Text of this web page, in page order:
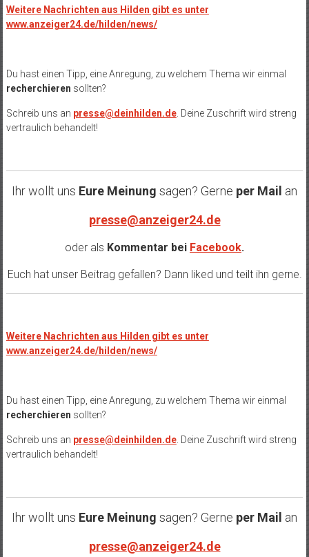
Weitere Nachrichten aus Hilden gibt es unter
www.anzeiger24.de/hilden/news/
Du hast einen Tipp, eine Anregung, zu welchem Thema wir einmal
recherchieren sollten?
Schreib uns an presse@deinhilden.de. Deine Zuschrift wird streng
vertraulich behandelt!
Ihr wollt uns Eure Meinung sagen? Gerne per Mail an
presse@anzeiger24.de
oder als Kommentar bei Facebook.
Euch hat unser Beitrag gefallen? Dann liked und teilt ihn gerne.
Weitere Nachrichten aus Hilden gibt es unter
www.anzeiger24.de/hilden/news/
Du hast einen Tipp, eine Anregung, zu welchem Thema wir einmal
recherchieren sollten?
Schreib uns an presse@deinhilden.de. Deine Zuschrift wird streng
vertraulich behandelt!
Ihr wollt uns Eure Meinung sagen? Gerne per Mail an
presse@anzeiger24.de